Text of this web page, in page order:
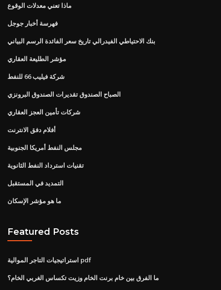
ماذا تعني معدلات الوقوع
فهرسة أخبار جوجل
بنك الاحتياطي الفيدرالي تاريخ سعر الفائدة الرسم البياني
مؤشر الطليعة العقاري
شركة فيليب 66 للنفط
الصباح الصندوق تقديرات الصندوق البرونزي
شركات تأمين العجز العقاري
أفلام دفق الانترنت
مجلس النفط أمريكا الجنوبية
تقنيات استرداد النفط الثانوية
التمديد في المستقبل
ما هو مؤشر الإسكان
Featured Posts
استراتيجيات التاجر الموالية pdf
ما الفرق بين خام برنت الخام وزيت تكساس الغربي الخام؟